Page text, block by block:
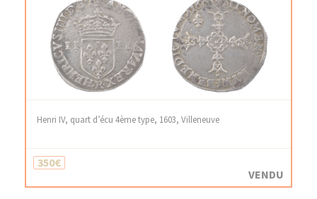
Henri IV, quart d’écu 4ème type, 1603, Villeneuve
350€
VENDU